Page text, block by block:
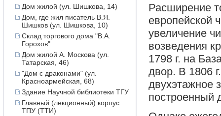
Дом жилой (ул. Шишкова, 14)
Дом, где жил писатель В.Я.
Шишков (ул. Шишкова, 10)
Склад торгового дома "В.А.
Горохов"
Дом жилой А. Москова (ул.
Татарская, 46)
"Дом с драконами" (ул.
Красноармейская, 68)
Здание Научной библиотеки ТГУ
Главный (лекционный) корпус
ТПУ (ТТИ)
Расширение
европейской
увеличение
возведения
1798 г. на
двор. В 1806
двухэтажное
построенный